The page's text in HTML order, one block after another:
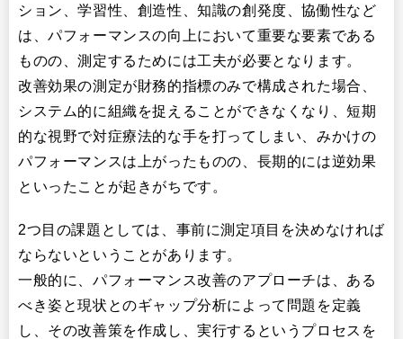
ション、学習性、創造性、知識の創発度、協働性など
は、パフォーマンスの向上において重要な要素である
ものの、測定するためには工夫が必要となります。
改善効果の測定が財務的指標のみで構成された場合、
システム的に組織を捉えることができなくなり、短期
的な視野で対症療法的な手を打ってしまい、みかけの
パフォーマンスは上がったものの、長期的には逆効果
といったことが起きがちです。
2つ目の課題としては、事前に測定項目を決めなければ
ならないということがあります。
一般的に、パフォーマンス改善のアプローチは、ある
べき姿と現状とのギャップ分析によって問題を定義
し、その改善策を作成し、実行するというプロセスを